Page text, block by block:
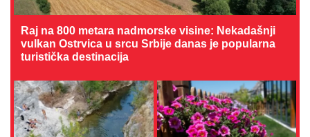
Raj na 800 metara nadmorske visine: Nekadašnji
vulkan Ostrvica u srcu Srbije danas je popularna
turistička destinacija